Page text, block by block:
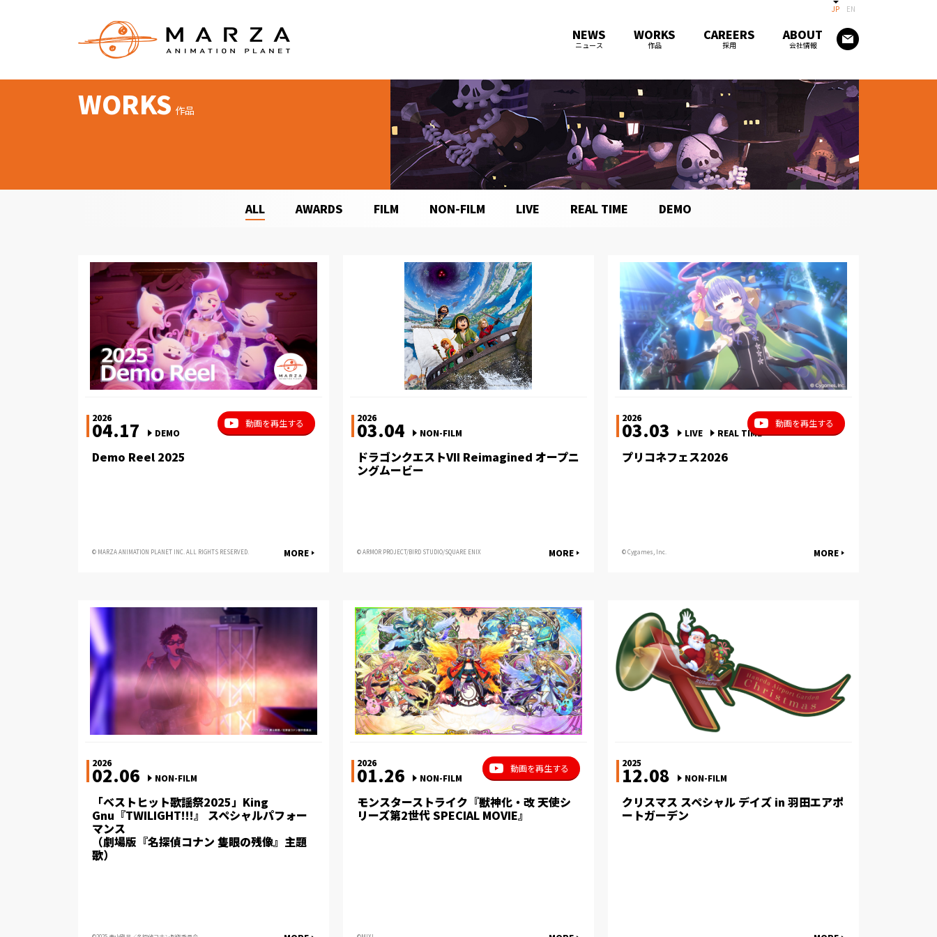
JP EN
NEWS
ニュース
WORKS
作品
CAREERS
採用
ABOUT
会社情報
WORKS 作品
ALL AWARDS FILM NON-FILM LIVE REAL TIME DEMO
2026
04.17 DEMO
Demo Reel 2025
© MARZA ANIMATION PLANET INC. ALL RIGHTS RESERVED. MORE
動画を再生する 2026
03.04 NON-FILM
ドラゴンクエストVII Reimagined オープニ
ングムービー
© ARMOR PROJECT/BIRD STUDIO/SQUARE ENIX MORE
2026
03.03 LIVE REAL TIME
プリコネフェス2026
© Cygames, Inc. MORE
動画を再生する
2026
02.06 NON-FILM
「ベストヒット歌謡祭2025」King
Gnu『TWILIGHT!!!』 スペシャルパフォー
マンス
（劇場版『名探偵コナン 隻眼の残像』主題
歌）
2026
01.26 NON-FILM
モンスターストライク『獣神化・改 天使シ
リーズ第2世代 SPECIAL MOVIE』
動画を再生する 2025
12.08 NON-FILM
クリスマス スペシャル デイズ in 羽田エアポ
ートガーデン